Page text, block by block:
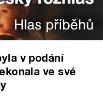
v podání
ve své